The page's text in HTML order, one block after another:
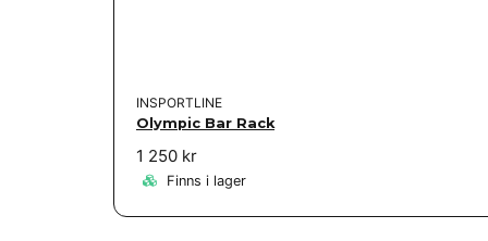
INSPORTLINE
Olympic Bar Rack
1 250 kr
Finns i lager